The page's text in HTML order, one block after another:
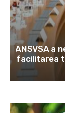
ANSVSA a
facilitarea